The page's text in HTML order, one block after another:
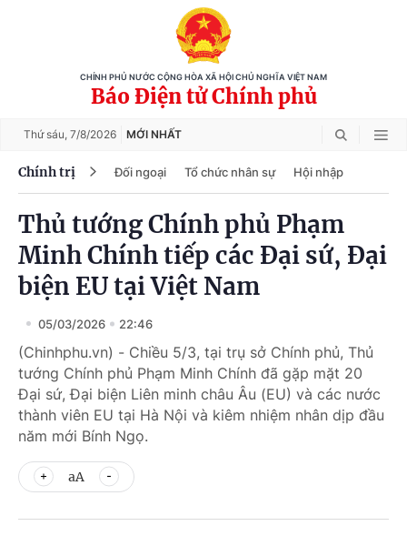
CHÍNH PHỦ NƯỚC CỘNG HÒA XÃ HỘI CHỦ NGHĨA VIỆT NAM
Báo Điện tử Chính phủ
Thứ sáu, 7/8/2026 MỚI NHẤT
Chính trị Đối ngoại Tổ chức nhân sự Hội nhập
Thủ tướng Chính phủ Phạm
Minh Chính tiếp các Đại sứ, Đại
biện EU tại Việt Nam
05/03/2026 22:46
(Chinhphu.vn) - Chiều 5/3, tại trụ sở Chính phủ, Thủ
tướng Chính phủ Phạm Minh Chính đã gặp mặt 20
Đại sứ, Đại biện Liên minh châu Âu (EU) và các nước
thành viên EU tại Hà Nội và kiêm nhiệm nhân dịp đầu
năm mới Bính Ngọ.
aA